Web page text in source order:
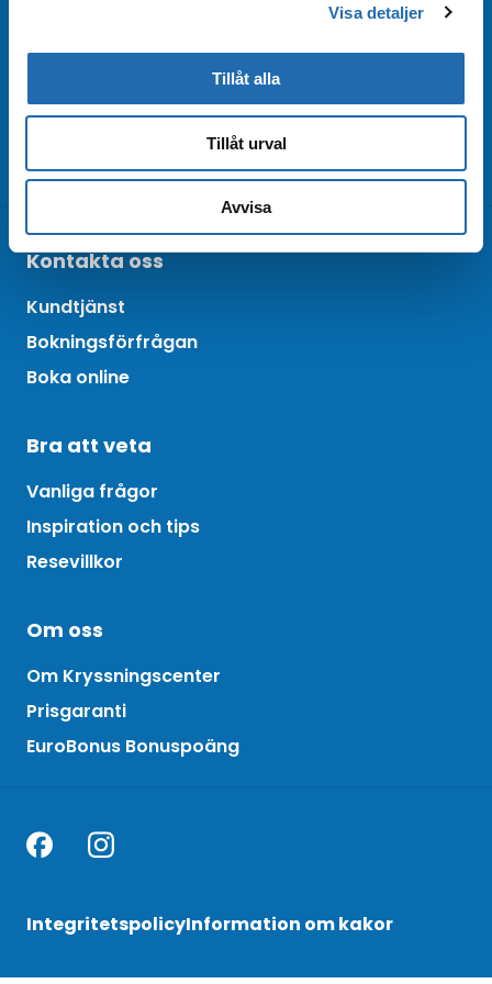
Visa detaljer
Tillåt alla
Tillåt urval
Avvisa
Beställ nyhetsbrev från Kryssningscenter så är
du bland de första att få rederiernas
erbjudanden och kampanjförmåner!
Beställ nyhetsbrev
Kontakta oss
Kundtjänst
Bokningsförfrågan
Boka online
Bra att veta
Vanliga frågor
Inspiration och tips
Resevillkor
Om oss
Om Kryssningscenter
Prisgaranti
EuroBonus Bonuspoäng
IntegritetspolicyInformation om kakor